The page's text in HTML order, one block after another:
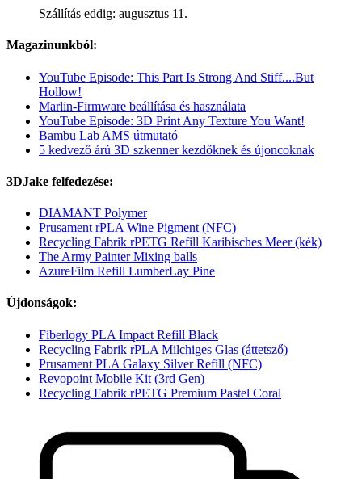
Szállítás eddig: augusztus 11.
Magazinunkból:
YouTube Episode: This Part Is Strong And Stiff....But
Hollow!
Marlin-Firmware beállítása és használata
YouTube Episode: 3D Print Any Texture You Want!
Bambu Lab AMS útmutató
5 kedvező árú 3D szkenner kezdőknek és újoncoknak
3DJake felfedezése:
DIAMANT Polymer
Prusament rPLA Wine Pigment (NFC)
Recycling Fabrik rPETG Refill Karibisches Meer (kék)
The Army Painter Mixing balls
AzureFilm Refill LumberLay Pine
Újdonságok:
Fiberlogy PLA Impact Refill Black
Recycling Fabrik rPLA Milchiges Glas (áttetsző)
Prusament PLA Galaxy Silver Refill (NFC)
Revopoint Mobile Kit (3rd Gen)
Recycling Fabrik rPETG Premium Pastel Coral